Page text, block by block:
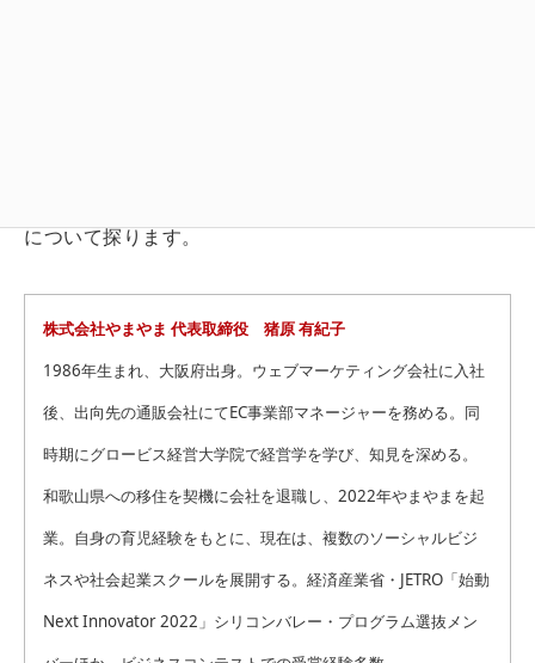
について探ります。
株式会社やまやま 代表取締役 猪原 有紀子
1986年生まれ、大阪府出身。ウェブマーケティング会社に入社
後、出向先の通販会社にてEC事業部マネージャーを務める。同
時期にグロービス経営大学院で経営学を学び、知見を深める。
和歌山県への移住を契機に会社を退職し、2022年やまやまを起
業。自身の育児経験をもとに、現在は、複数のソーシャルビジ
ネスや社会起業スクールを展開する。経済産業省・JETRO「始動
Next Innovator 2022」シリコンバレー・プログラム選抜メン